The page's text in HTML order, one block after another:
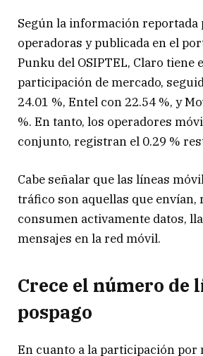
Según la información reportada
operadoras y publicada en el
Punku del OSIPTEL, Claro tiene
participación de mercado,
24.01 %, Entel con 22.54 %, y
%. En tanto, los operadores
conjunto, registran el 0.29 %
Cabe señalar que las líneas
tráfico son aquellas que envían,
consumen activamente datos,
mensajes en la red móvil.
Crece el número de
pospago
En cuanto a la participación por